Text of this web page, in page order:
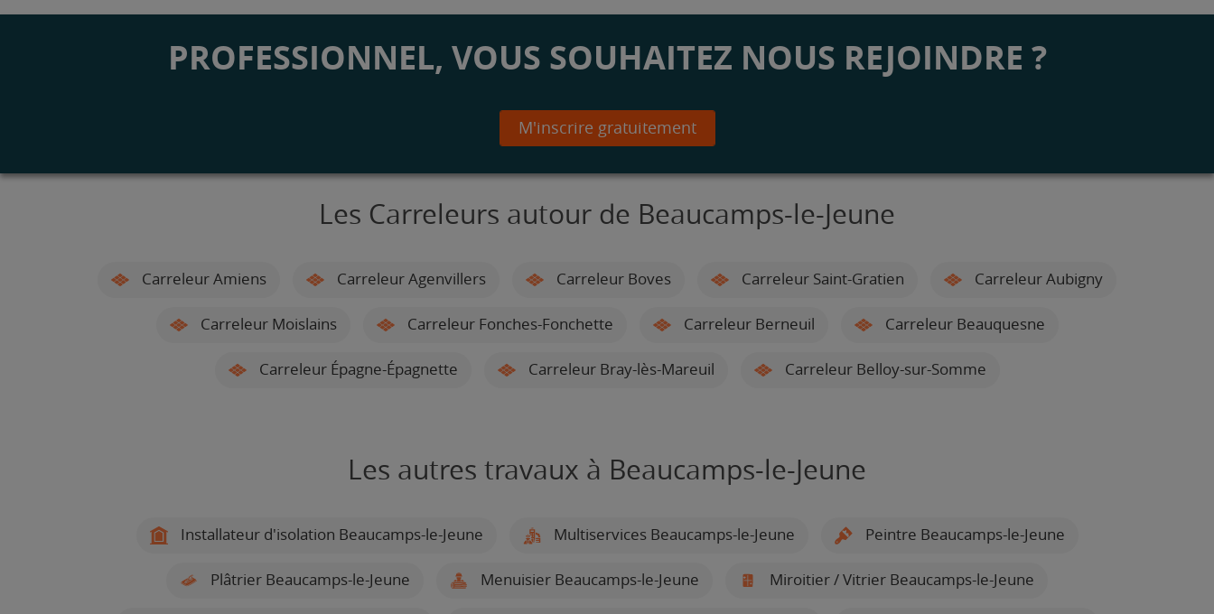
PROFESSIONNEL, VOUS SOUHAITEZ NOUS REJOINDRE ?
M'inscrire gratuitement
Les Carreleurs autour de Beaucamps-le-Jeune
Carreleur Amiens Carreleur Agenvillers Carreleur Boves Carreleur Saint-Gratien Carreleur Aubigny
Carreleur Moislains Carreleur Fonches-Fonchette Carreleur Berneuil Carreleur Beauquesne
Carreleur Épagne-Épagnette Carreleur Bray-lès-Mareuil Carreleur Belloy-sur-Somme
Les autres travaux à Beaucamps-le-Jeune
Installateur d'isolation Beaucamps-le-Jeune Multiservices Beaucamps-le-Jeune Peintre Beaucamps-le-Jeune
Plâtrier Beaucamps-le-Jeune Menuisier Beaucamps-le-Jeune Miroitier / Vitrier Beaucamps-le-Jeune